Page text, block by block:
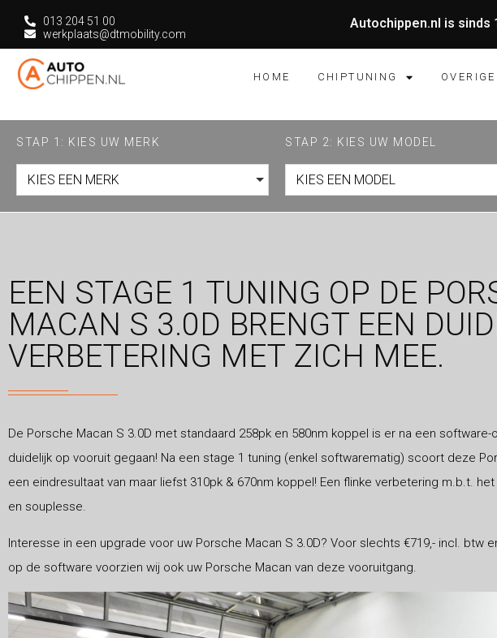
013 204 51 00
werkplaats@dtmobility.com
Autochippen.nl is sinds
HOME CHIPTUNING OVERIGE
STAP 1: KIES UW MERK
KIES EEN MERK
STAP 2: KIES UW MODEL
KIES EEN MODEL
EEN STAGE 1 TUNING OP DE
MACAN S 3.0D BRENGT EEN
VERBETERING MET ZICH MEE.
De Porsche Macan S 3.0D met standaard 258pk en 580nm koppel is er na een software-
duidelijk op vooruit gegaan! Na een stage 1 tuning (enkel softwarematig) scoort deze
een eindresultaat van maar liefst 310pk & 670nm koppel! Een flinke verbetering m.b.t.
en souplesse.
Interesse in een upgrade voor uw Porsche Macan S 3.0D? Voor slechts €719,- incl. btw
op de software voorzien wij ook uw Porsche Macan van deze vooruitgang.